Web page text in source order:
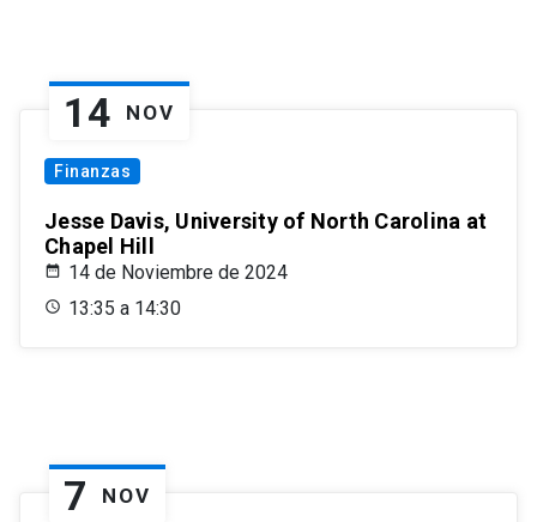
14 NOV
Finanzas
Jesse Davis, University of North Carolina at
Chapel Hill
14 de Noviembre de 2024
13:35 a 14:30
7 NOV